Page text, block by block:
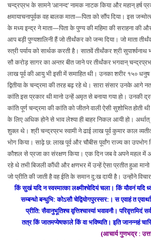
चन्द्रप्रभ के सामने ‘आनन्द’ नामक नाटक किया और महान् हर्ष
क्षमायाचनापूर्वक वह बालक माता—पिता को सौंप दिया। इस
के मध्य इन्द्र ने माता—पिता के पुण्य की महिमा की सराहना की
आप बड़ी पुण्यशालिनी हैं जो तीर्थंकर को जन्म दिया। जो माता
स्त्री पर्याय को सार्थक करती है। सातवें तीर्थंकर श्री
सौ करोड़ सागर का अन्तर बीत जाने पर तीर्थंकर भगवान्
लाख पूर्व की आयु भी इसी में समाहित थी। उनका शरीर १५०
द्वितीया के चन्द्रमा की तरह बढ़ रहे थे। सारा संसार उनके आगे
कांति इस प्रकार थी मानो उन्हें अमृत से बनाया गया हो। उनकी
कांति पूर्ण चन्द्रमा की कांति को जीतने वाली ऐसी सुशोभित होती
के लिए अधिक होने से भाव लेश्या ही बाहर निकल आयी हो।
शुक्ल थे। श्री चन्द्रप्रभ स्वामी ने ढाई लाख पूर्व कुमार काल
भोग किया। साढ़े छ: लाख पूर्व और चौबीस पूर्वांग राज्य का
कौशल से प्रजा का संरक्षण किया। एक दिन जब वे अपने महल में
रहे थे तभी बिजली कौंधी और क्षणभर में उन्हें ऐसा प्रतीत हुआ
जो प्रीति की जाती है वह ईति के समान दु:ख दायी है। उन्होंने
किं सुखं यदि न स्वस्मात्का लक्ष्मीश्चेदियं चला। किं यौवनं यदि
सम्बन्धो बन्धुभि: कोऽसौ चेद्वियोगपुरस्सर:। स एवाहं त
प्रीति: सैवानुभूतिश्च वृत्तिश्चास्यां भवावनौ। परिवृत्तमिदं
तत्र किं जातमप्येष्त्काले किं वा भविष्यति। इति जानन्नहं
(आचार्य गुणभद्र :